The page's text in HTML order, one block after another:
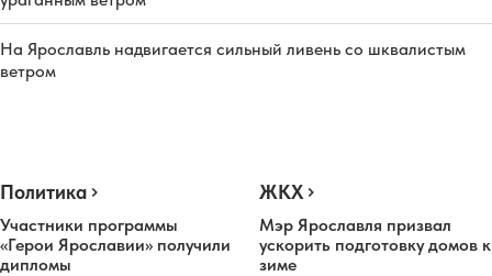
На Ярославль надвигается сильный ливень со шквалистым
ветром
Политика
Участники программы
«Герои Ярославии» получили
дипломы
ЖКХ
Мэр Ярославля призвал
ускорить подготовку домов к
зиме